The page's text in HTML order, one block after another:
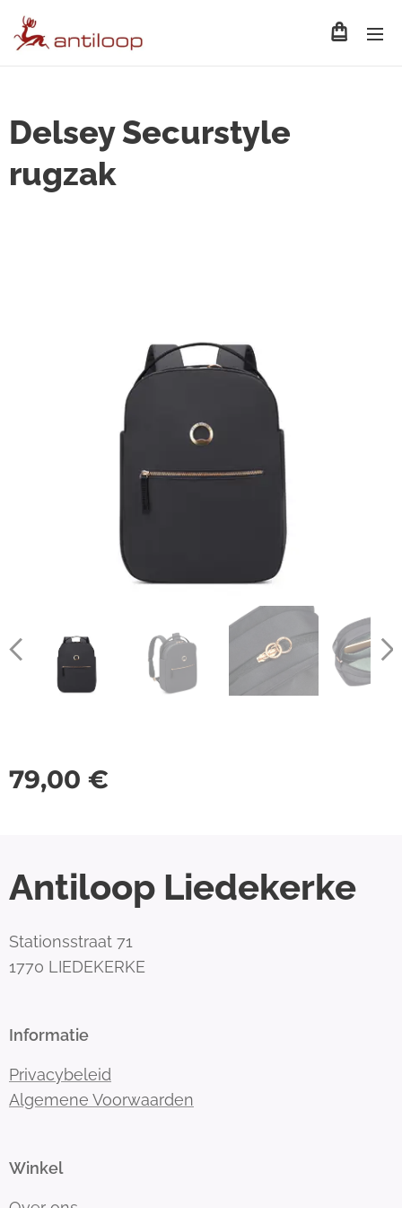
Delsey Securstyle
rugzak
79,00 €
Antiloop Liedekerke
Stationsstraat 71
1770 LIEDEKERKE
Informatie
Privacybeleid
Algemene Voorwaarden
Winkel